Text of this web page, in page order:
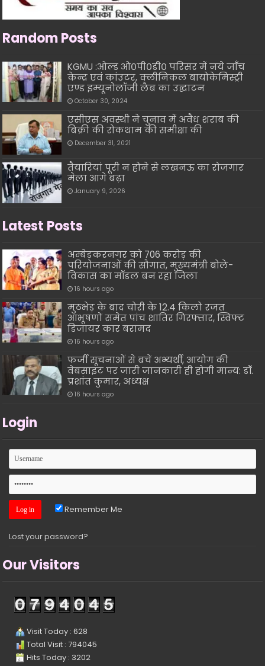
Random Posts
KGMU :ओल्ड ओ०पी०डी० परिसर में नये जाँच
केन्द्र एवं कांउटर, क्लीनिकल बायोकेमिस्ट्री
एण्ड इम्यूनोलॉजी लैब का उद्घाटन
October 30, 2024
एसीएस अवस्थी ने चुनाव में अवैध शराब की
बिक्री की रोकथाम की समीक्षा की
December 31, 2021
तैयारियां पूरी न होने से लखनऊ का रोजगार
मेला आगे बढ़ा
January 9, 2026
Latest Posts
अम्बेडकरनगर को 706 करोड़ की
परियोजनाओं की सौगात, मुख्यमंत्री बोले-
विकास का मॉडल बन रहा जिला
16 hours ago
मुठभेड़ के बाद चोरी के 12.4 किलो रजत
आभूषणों समेत पांच शातिर गिरफ्तार, स्विफ्ट
डिजायर कार बरामद
16 hours ago
फर्जी सूचनाओं से बचें अभ्यर्थी, आयोग की
वेबसाइट पर जारी जानकारी ही होगी मान्य: डॉ.
प्रशांत कुमार, अध्यक्ष
16 hours ago
Login
Remember Me
Lost your password?
Our Visitors
Visit Today : 628
Total Visit : 794045
Hits Today : 3202